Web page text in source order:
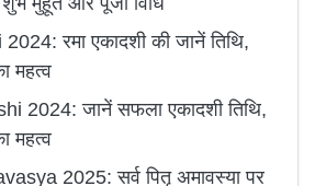
रमा एकादशी की जानें तिथि,
महत्व
2024: जानें सफला एकादशी तिथि,
महत्व
2025: सर्व पितृ अमावस्या पर